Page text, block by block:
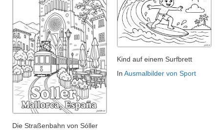
Die Straßenbahn von Sóller
Kind auf einem Surfbrett
In Ausmalbilder von Sport